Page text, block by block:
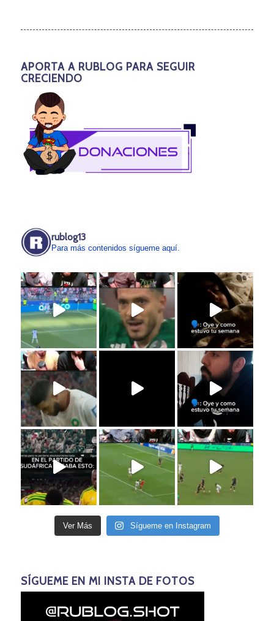
APORTA A RUBLOG PARA SEGUIR
CRECIENDO
rublog13
Para más contenidos sígueme aquí.
Ver Más Sígueme en Instagram
SÍGUEME EN MI INSTA DE FOTOS